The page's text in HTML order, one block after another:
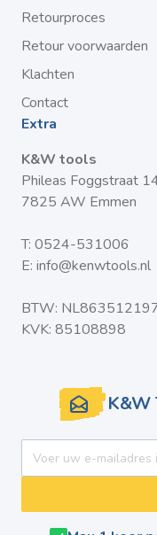
Retourproces
Retour voorwaarden
Klachten
Contact
Extra
K&W tools
Phileas Foggstraat
7825 AW Emmen
T: 0524-531006
E: info@kenwtools.nl
BTW:
KVK: 85108898
K&W